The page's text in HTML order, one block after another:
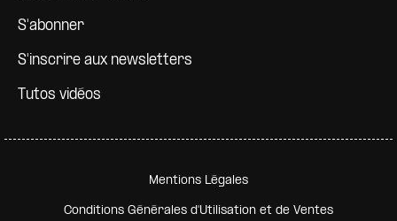
S'abonner
S'inscrire aux newsletters
Tutos vidéos
Pied de page secondaire
Mentions Légales
Conditions Générales d'Utilisation et de Ventes